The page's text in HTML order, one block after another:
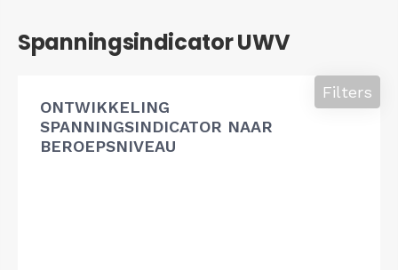
Spanningsindicator UWV
ONTWIKKELING
SPANNINGSINDICATOR NAAR
BEROEPSNIVEAU
Filters